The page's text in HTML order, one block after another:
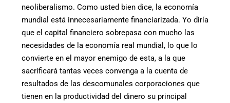
neoliberalismo. Como usted bien dice, la economía
mundial está innecesariamente financiarizada. Yo diría
que el capital financiero sobrepasa con mucho las
necesidades de la economía real mundial, lo que lo
convierte en el mayor enemigo de esta, a la que
sacrificará tantas veces convenga a la cuenta de
resultados de las descomunales corporaciones que
tienen en la productividad del dinero su principal